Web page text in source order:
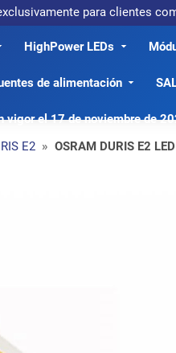
para clientes
HighPower LEDs
de alimentación
vigor el 17 de noviembre de
E2 OSRAM DURIS E2